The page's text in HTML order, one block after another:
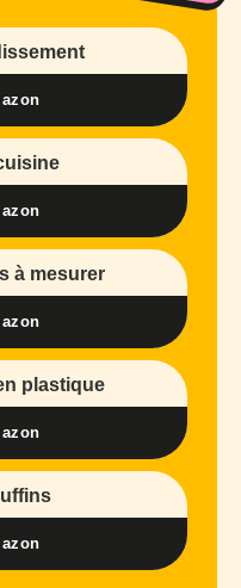
à mesurer
plastique